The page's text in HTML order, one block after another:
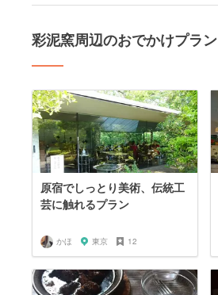
彩泥窯周辺のおでかけプラン
原宿でしっとり美術、伝統工
芸に触れるプラン
かほ 東京 12